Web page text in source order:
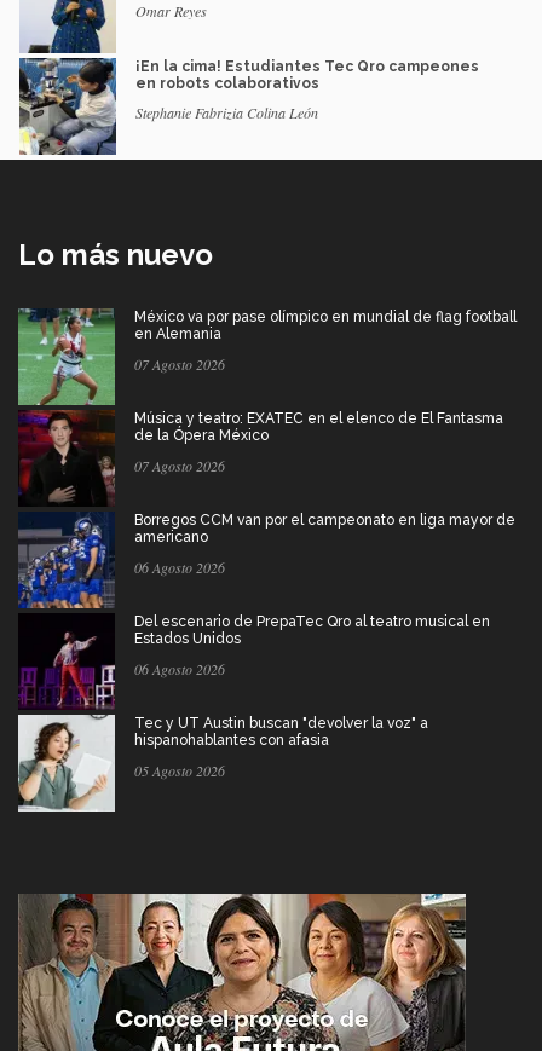
Omar Reyes
¡En la cima! Estudiantes Tec Qro campeones
en robots colaborativos
Stephanie Fabrizia Colina León
Lo más nuevo
México va por pase olímpico en mundial de flag football
en Alemania
07 Agosto 2026
Música y teatro: EXATEC en el elenco de El Fantasma
de la Ópera México
07 Agosto 2026
Borregos CCM van por el campeonato en liga mayor de
americano
06 Agosto 2026
Del escenario de PrepaTec Qro al teatro musical en
Estados Unidos
06 Agosto 2026
Tec y UT Austin buscan "devolver la voz" a
hispanohablantes con afasia
05 Agosto 2026